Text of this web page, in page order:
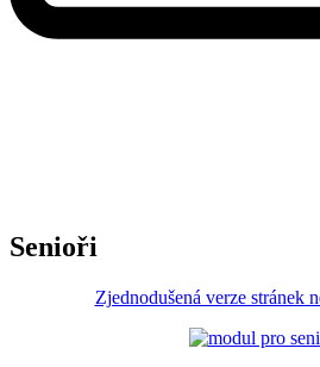
Senioři
Zjednodušená verze stránek